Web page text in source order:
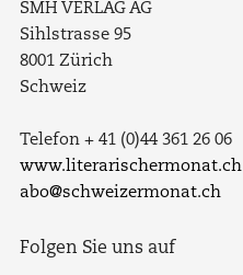
SMH VERLAG AG
Sihlstrasse 95
8001 Zürich
Schweiz
Telefon + 41 (0)44 361 26 06
www.literarischermonat.ch
abo@schweizermonat.ch
Folgen Sie uns auf